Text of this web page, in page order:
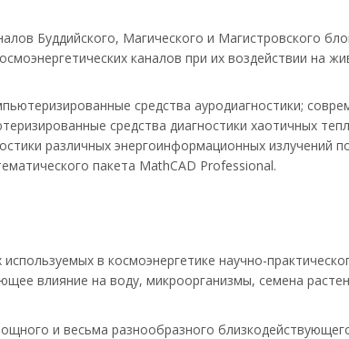
Буддийского, Магического и Магистровского
каналов при их воздействии на
средства ауродиагностики;
средства диагностики хаотичных
различных энергоинформационных излучений
пакета MathCAD Professional.
в космоэнергетике научно-
влияние на воду, микроорганизмы, семена
и весьма разнообразного